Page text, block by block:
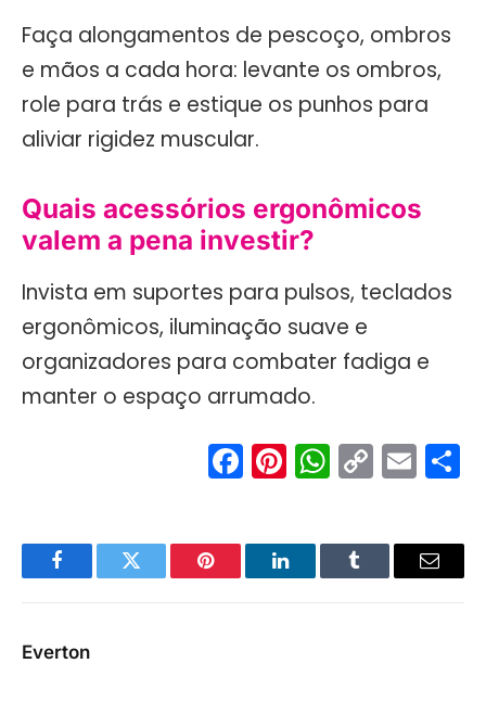
Faça alongamentos de pescoço, ombros
e mãos a cada hora: levante os ombros,
role para trás e estique os punhos para
aliviar rigidez muscular.
Quais acessórios ergonômicos
valem a pena investir?
Invista em suportes para pulsos, teclados
ergonômicos, iluminação suave e
organizadores para combater fadiga e
manter o espaço arrumado.
Facebook
Pinterest
Copy
Link
FacebookTwitter Pinterest LinkedInTumblr Email
Everton